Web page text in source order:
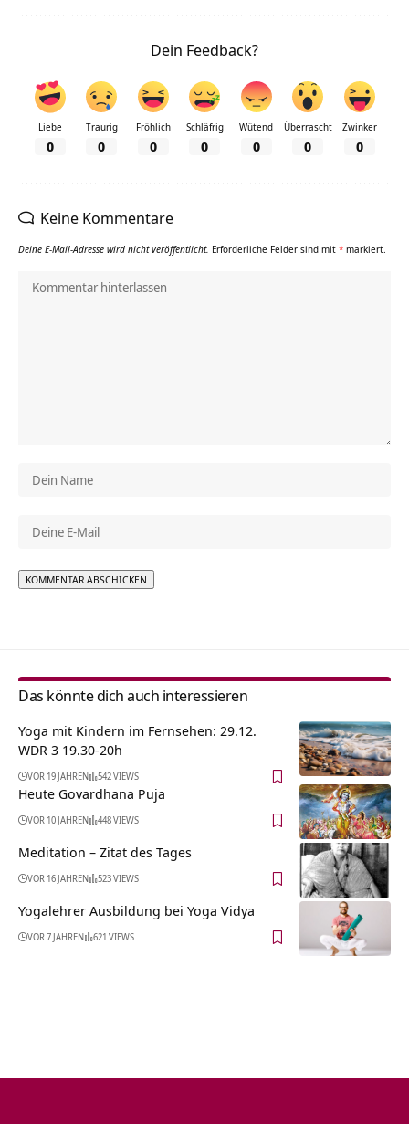
Dein Feedback?
Liebe
0
Traurig
0
Fröhlich
0
Schläfrig
0
Wütend
0
Überrascht
0
Zwinker
0
Keine Kommentare
Deine E-Mail-Adresse wird nicht veröffentlicht. Erforderliche Felder sind mit * markiert.
Das könnte dich auch interessieren
Yoga mit Kindern im Fernsehen: 29.12.
WDR 3 19.30-20h
VOR 19 JAHREN 542 VIEWS
Heute Govardhana Puja
VOR 10 JAHREN 448 VIEWS
Meditation – Zitat des Tages
VOR 16 JAHREN 523 VIEWS
Yogalehrer Ausbildung bei Yoga Vidya
VOR 7 JAHREN 621 VIEWS